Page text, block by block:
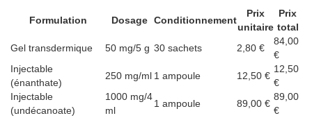
Formulation Dosage Conditionnement
Prix
unitaire
Prix
total
Gel transdermique
50 mg/5 g 30 sachets 2,80 €
84,00
€
Injectable
(énanthate)
250 mg/ml 1 ampoule 12,50 €
12,50
€
Injectable
(undécanoate)
1000 mg/4
ml
1 ampoule 89,00 €
89,00
€